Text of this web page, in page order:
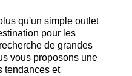
qu'un simple outlet
pour les
de grandes
vous proposons une
tendances et